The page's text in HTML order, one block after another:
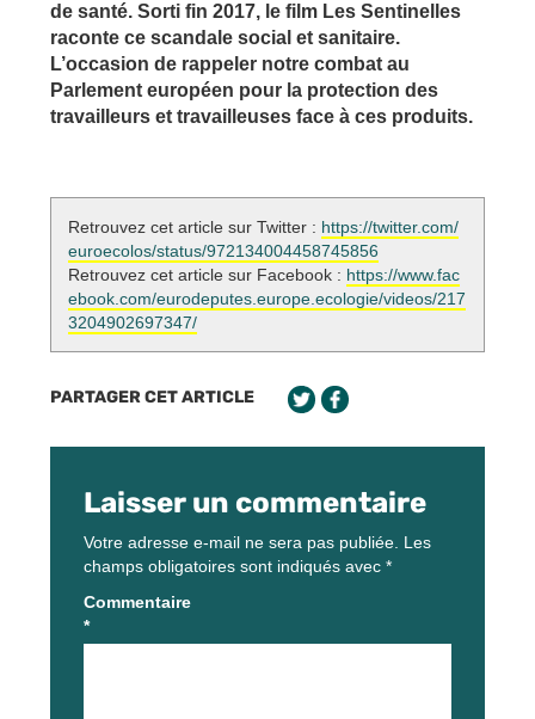
de santé. Sorti fin 2017, le film Les Sentinelles
raconte ce scandale social et sanitaire.
L’occasion de rappeler notre combat au
Parlement européen pour la protection des
travailleurs et travailleuses face à ces produits.
Retrouvez cet article sur Twitter : https://twitter.com/
euroecolos/status/972134004458745856
Retrouvez cet article sur Facebook : https://www.fac
ebook.com/eurodeputes.europe.ecologie/videos/217
3204902697347/
PARTAGER CET ARTICLE
Laisser un commentaire
Votre adresse e-mail ne sera pas publiée. Les
champs obligatoires sont indiqués avec *
Commentaire
*